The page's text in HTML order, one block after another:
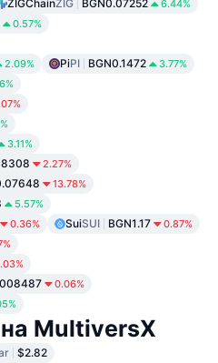
ZIGChainZIG BGN0.07252 6.44%
0.57%
2.09% PiPI BGN0.1472 3.77%
3.11%
2.27%
13.78%
5.57%
0.36% SuiSUI BGN1.17 0.87%
0.06%
MultiversX
$2.82